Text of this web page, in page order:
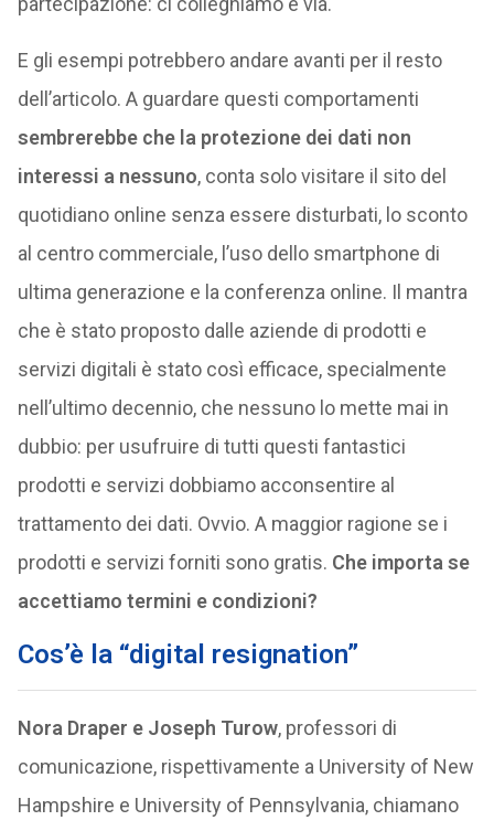
E gli esempi potrebbero andare avanti per il resto
dell’articolo. A guardare questi comportamenti
sembrerebbe che la protezione dei dati non
interessi a nessuno, conta solo visitare il sito del
quotidiano online senza essere disturbati, lo sconto
al centro commerciale, l’uso dello smartphone di
ultima generazione e la conferenza online. Il mantra
che è stato proposto dalle aziende di prodotti e
servizi digitali è stato così efficace, specialmente
nell’ultimo decennio, che nessuno lo mette mai in
dubbio: per usufruire di tutti questi fantastici
prodotti e servizi dobbiamo acconsentire al
trattamento dei dati. Ovvio. A maggior ragione se i
prodotti e servizi forniti sono gratis. Che importa se
accettiamo termini e condizioni?
Cos’è la “digital resignation”
Nora Draper e Joseph Turow, professori di
comunicazione, rispettivamente a University of New
Hampshire e University of Pennsylvania, chiamano